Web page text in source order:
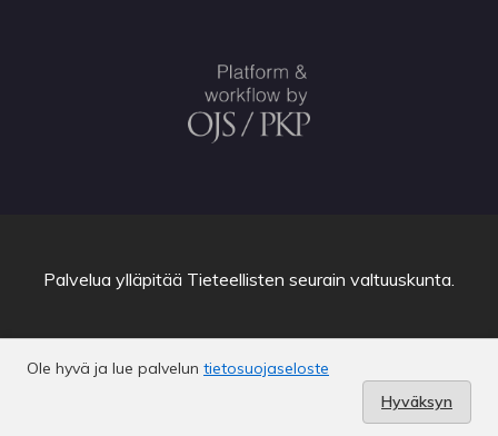
Ole hyvä ja lue palvelun tietosuojaseloste
Hyväksyn
Palvelua ylläpitää Tieteellisten seurain valtuuskunta.